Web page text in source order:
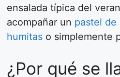
ensalada típica del
acompañar un pastel de
humitas o simplemente
¿Por qué se